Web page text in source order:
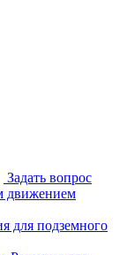
Задать вопрос
движением
для подземного